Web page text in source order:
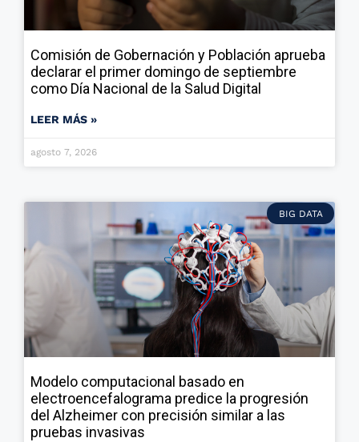
Comisión de Gobernación y Población aprueba
declarar el primer domingo de septiembre
como Día Nacional de la Salud Digital
LEER MÁS »
agosto 7, 2026
BIG DATA
Modelo computacional basado en
electroencefalograma predice la progresión
del Alzheimer con precisión similar a las
pruebas invasivas